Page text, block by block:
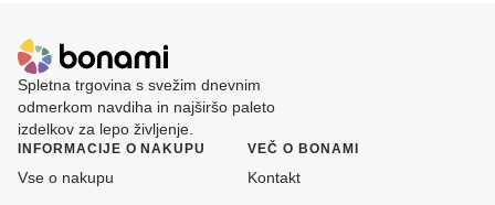
Spletna trgovina s svežim dnevnim
odmerkom navdiha in najširšo paleto
izdelkov za lepo življenje.
INFORMACIJE O NAKUPU
Vse o nakupu
VEČ O BONAMI
Kontakt